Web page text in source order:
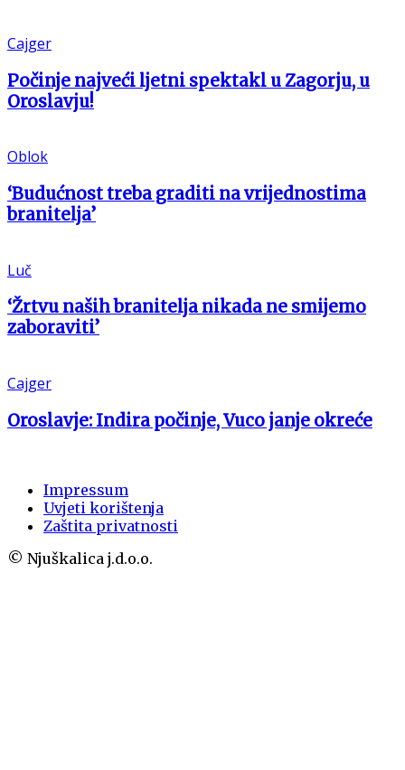
Cajger
Počinje najveći ljetni spektakl u Zagorju, u
Oroslavju!
Oblok
‘Budućnost treba graditi na vrijednostima
branitelja’
Luč
‘Žrtvu naših branitelja nikada ne smijemo
zaboraviti’
Cajger
Oroslavje: Indira počinje, Vuco janje okreće
Impressum
Uvjeti korištenja
Zaštita privatnosti
© Njuškalica j.d.o.o.